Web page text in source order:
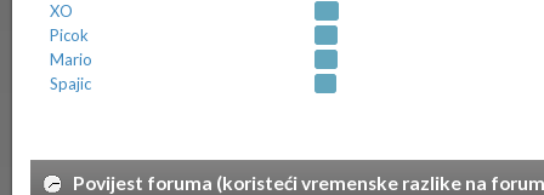
XO
Picok
Mario
Spajic
Povijest foruma (koristeći vremenske razlike na